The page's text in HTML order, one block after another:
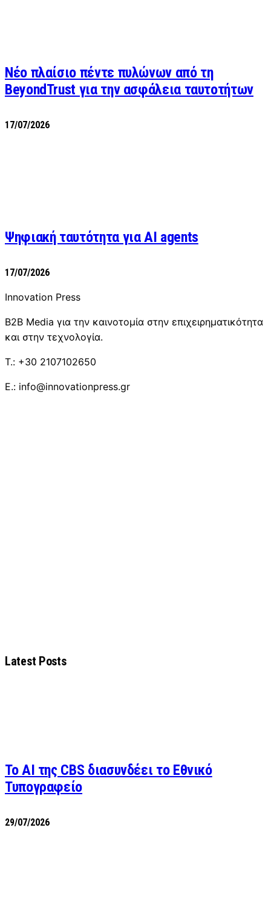
Νέο πλαίσιο πέντε πυλώνων από τη
BeyondTrust για την ασφάλεια ταυτοτήτων
17/07/2026
Ψηφιακή ταυτότητα για AI agents
17/07/2026
Innovation Press
B2B Media για την καινοτομία στην επιχειρηματικότητα
και στην τεχνολογία.
T.: +30 2107102650
E.: info@innovationpress.gr
Latest Posts
Το AI της CBS διασυνδέει το Εθνικό
Τυπογραφείο
29/07/2026